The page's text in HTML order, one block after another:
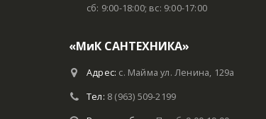
сб: 9:00-18:00; вс: 9:00-17:00
«МиК САНТЕХНИКА»
Адрес: с. Майма ул. Ленина, 129а
Тел: 8 (963) 509-2199